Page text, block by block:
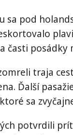
sa pod
časti
traja
Ďalší
sa
potvrdili